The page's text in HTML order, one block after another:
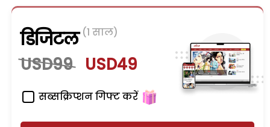
डिजिटल (1 साल)
USD99 USD49
सब्सक्रिप्शन गिफ्ट करें